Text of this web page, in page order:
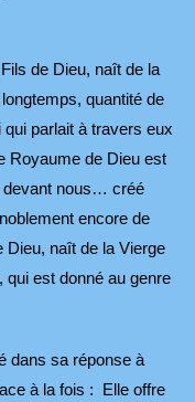
de Dieu, naît de la
quantité de
qui parlait à travers eux
Royaume de Dieu est
devant nous… créé
encore de
Dieu, naît de la Vierge
qui est donné au genre
dans sa réponse à
à la fois : Elle offre